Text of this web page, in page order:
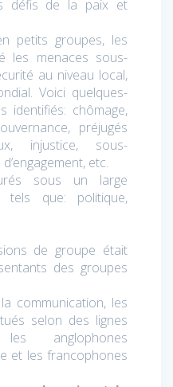
défis de la paix et
petits groupes, les
les menaces sous-
au niveau local,
Voici quelques-
identifiés: chômage,
préjugés
injustice, sous-
etc.
sous un large
tels que: politique,
de groupe était
des groupes
communication, les
selon des lignes
anglophones
et les francophones